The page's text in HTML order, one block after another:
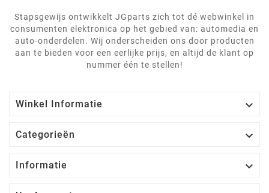
Stapsgewijs ontwikkelt JGparts zich tot dé webwinkel in
consumenten elektronica op het gebied van: automedia en
auto-onderdelen. Wij onderscheiden ons door producten
aan te bieden voor een eerlijke prijs, en altijd de klant op
nummer één te stellen!
Winkel Informatie 
Categorieën 
Informatie 